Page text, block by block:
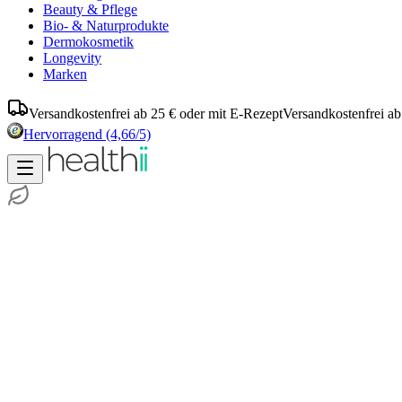
Beauty & Pflege
Bio- & Naturprodukte
Dermokosmetik
Longevity
Marken
Versandkostenfrei ab 25 € oder mit E-RezeptVersandkostenfrei
Hervorragend (4,66/5)